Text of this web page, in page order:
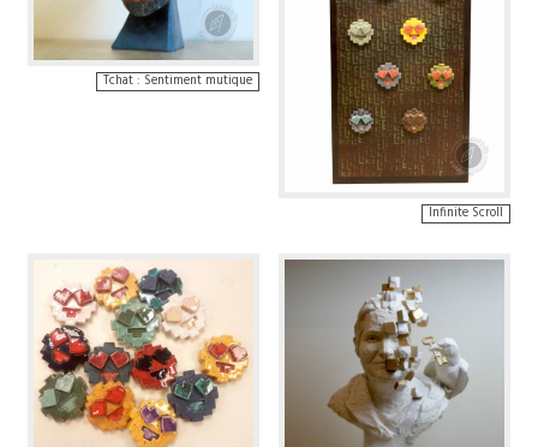
Tchat : Sentiment mutique
Infinite Scroll